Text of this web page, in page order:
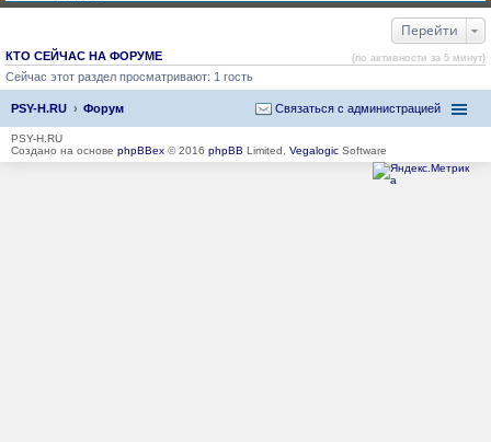
Перейти
КТО СЕЙЧАС НА ФОРУМЕ (по активности за 5 минут)
Сейчас этот раздел просматривают: 1 гость
PSY-H.RU Форум Связаться с администрацией
PSY-H.RU
Создано на основе phpBBex © 2016 phpBB Limited, Vegalogic Software